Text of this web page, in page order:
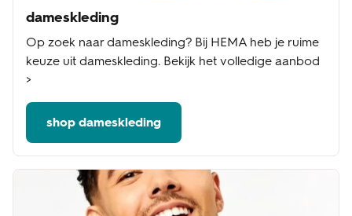
dameskleding
Op zoek naar dameskleding? Bij HEMA heb je ruime
keuze uit dameskleding. Bekijk het volledige aanbod
>
shop dameskleding